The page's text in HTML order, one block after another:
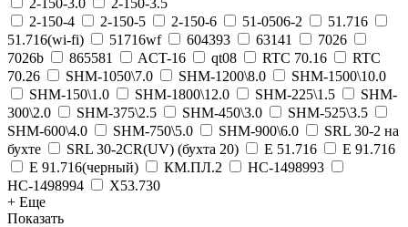
2-150-3.0
2-150-3.5
2-150-4
2-150-5 2-150-6 51-0506-2
51.716
51.716(wi-fi)
51716wf 604393 63141
7026
7026b
865581 ACT-16 qt08 RTC 70.16
RTC
70.26
SHM-1050\7.0 SHM-1200\8.0
SHM-1500\10.0
SHM-150\1.0
SHM-1800\12.0 SHM-225\1.5
SHM-
300\2.0
SHM-375\2.5 SHM-450\3.0
SHM-525\3.5
SHM-600\4.0
SHM-750\5.0 SHM-900\6.0
SRL 30-2 на
бухте
SRL 30-2CR(UV) (бухта 20) Е 51.716
Е 91.716
Е 91.716(черный)
КМ.ПЛ.2
НС-1498993
НС-1498994
Х53.730
+ Еще
Показать